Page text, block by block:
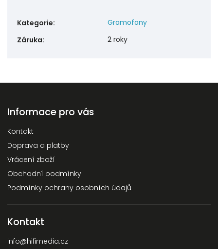
Kategorie:
Gramofony
Záruka: 2 roky
Informace pro vás
Kontakt
Doprava a platby
Vrácení zboží
Obchodní podmínky
Podmínky ochrany osobních údajů
Kontakt
info@hifimedia.cz